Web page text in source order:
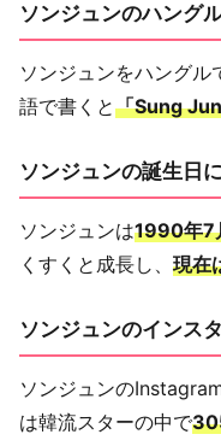
ソンジュンのハング
ソンジュンをハングル
語で書くと「Sung
ソンジュンの誕生日
ソンジュンは1990年7
くすくと成長し、 現在
ソンジュンのインス
ソンジュンの
は韓流スターの中で